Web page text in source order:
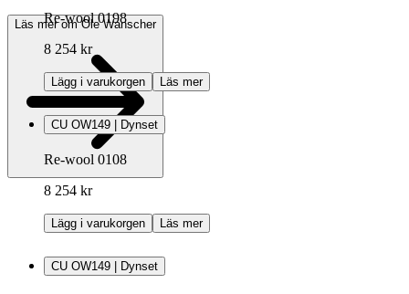
Läs mer om Ole Wanscher
Re-wool 0198
8 254 kr
Lägg i varukorgen Läs mer
CU OW149 | Dynset
Re-wool 0108
8 254 kr
Lägg i varukorgen Läs mer
CU OW149 | Dynset